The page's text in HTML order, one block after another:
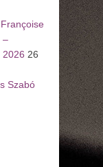
–
2026 26
Szabó